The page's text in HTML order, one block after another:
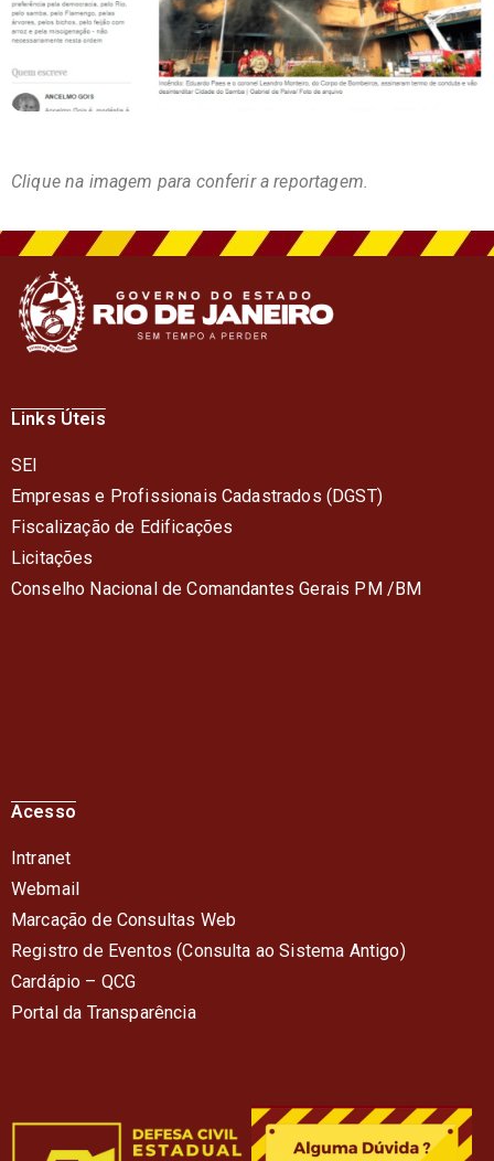
Clique na imagem para conferir a reportagem.
Links Úteis
SEI
Empresas e Profissionais Cadastrados (DGST)
Fiscalização de Edificações
Licitações
Conselho Nacional de Comandantes Gerais PM /BM
Acesso
Intranet
Webmail
Marcação de Consultas Web
Registro de Eventos (Consulta ao Sistema Antigo)
Cardápio – QCG
Portal da Transparência